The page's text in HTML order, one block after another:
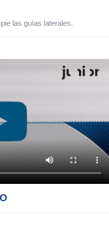
las guías laterales.